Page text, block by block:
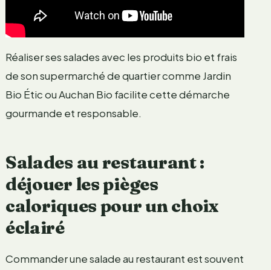
Réaliser ses salades avec les produits bio et frais
de son supermarché de quartier comme Jardin
Bio Étic ou Auchan Bio facilite cette démarche
gourmande et responsable.
Salades au restaurant :
déjouer les pièges
caloriques pour un choix
éclairé
Commander une salade au restaurant est souvent